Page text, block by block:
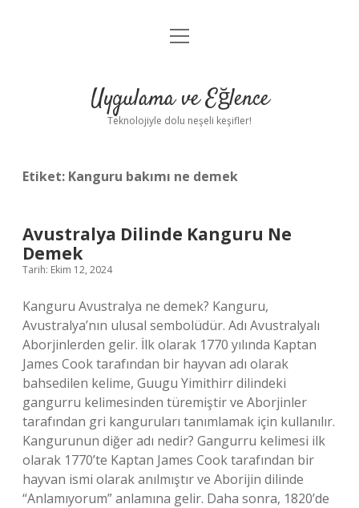
Anasayfa
Yasal Uyarı
menüyü
Uygulama ve Eğlence
Teknolojiyle dolu neşeli keşifler!
Etiket: Kanguru bakımı ne demek
Avustralya Dilinde Kanguru Ne
Demek
Tarih: Ekim 12, 2024
Kanguru Avustralya ne demek? Kanguru,
Avustralya’nın ulusal sembolüdür. Adı Avustralyalı
Aborjinlerden gelir. İlk olarak 1770 yılında Kaptan
James Cook tarafından bir hayvan adı olarak
bahsedilen kelime, Guugu Yimithirr dilindeki
gangurru kelimesinden türemiştir ve Aborjinler
tarafından gri kanguruları tanımlamak için kullanılır.
Kangurunun diğer adı nedir? Gangurru kelimesi ilk
olarak 1770’te Kaptan James Cook tarafından bir
hayvan ismi olarak anılmıştır ve Aborijin dilinde
“Anlamıyorum” anlamına gelir. Daha sonra, 1820’de